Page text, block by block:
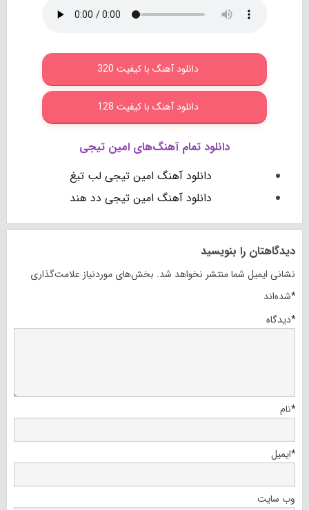
دانلود آهنگ با کیفیت 320
دانلود آهنگ با کیفیت 128
دانلود تمام آهنگ‌های امین تیجی
دانلود آهنگ امین تیجی لب تیغ
دانلود آهنگ امین تیجی دد هند
دیدگاهتان را بنویسید
نشانی ایمیل شما منتشر نخواهد شد. بخش‌های موردنیاز علامت‌گذاری
شده‌اند*
دیدگاه*
نام*
ایمیل*
وب‌ سایت